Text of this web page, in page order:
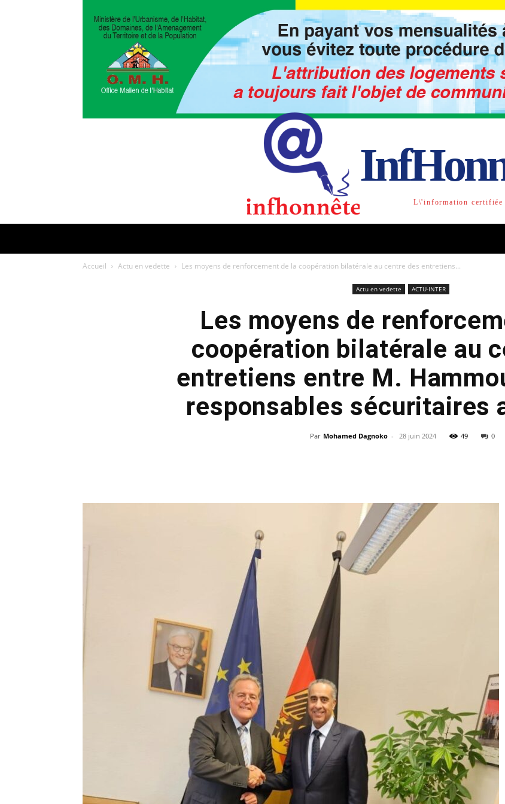
L\'information certifiée
Accueil Actu en vedette Les moyens de renforcement de la coopération bilatérale au centre des entretiens...
Actu en vedette ACTU-INTER
Les moyens de
coopération bilatérale au
entretiens entre M.
responsables sécuritaires
Par Mohamed Dagnoko - 28 juin 2024 49 0